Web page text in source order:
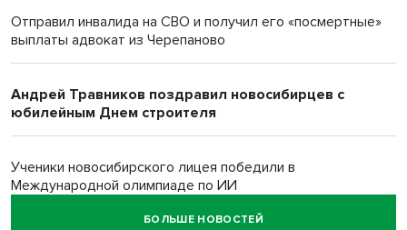
Отправил инвалида на СВО и получил его «посмертные»
выплаты адвокат из Черепаново
Андрей Травников поздравил новосибирцев с
юбилейным Днем строителя
Ученики новосибирского лицея победили в
Международной олимпиаде по ИИ
БОЛЬШЕ НОВОСТЕЙ